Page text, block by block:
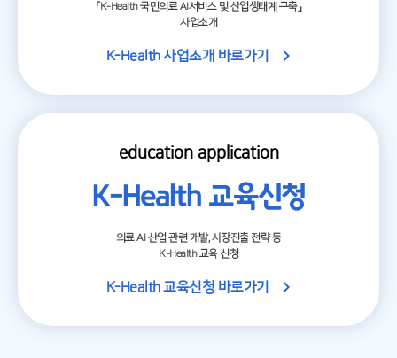
「K-Health 국민의료 AI서비스 및 산업생태계 구축」
사업소개
K-Health 사업소개 바로가기
education application
K-Health 교육신청
의료 AI 산업 관련 개발, 시장진출 전략 등
K-Health 교육 신청
K-Health 교육신청 바로가기